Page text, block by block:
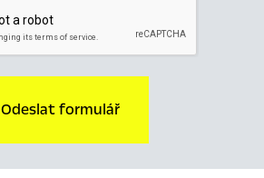
Odeslat formulář